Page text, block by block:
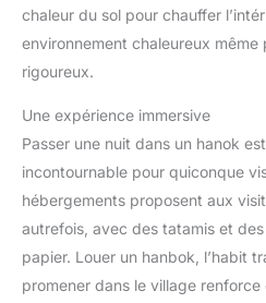
chaleur du sol pour chauffer
environnement chaleureux même
rigoureux.
Une expérience immersive
Passer une nuit dans un hanok
incontournable pour quiconque
hébergements proposent aux
autrefois, avec des tatamis et
papier. Louer un hanbok, l’habit
promener dans le village renforce